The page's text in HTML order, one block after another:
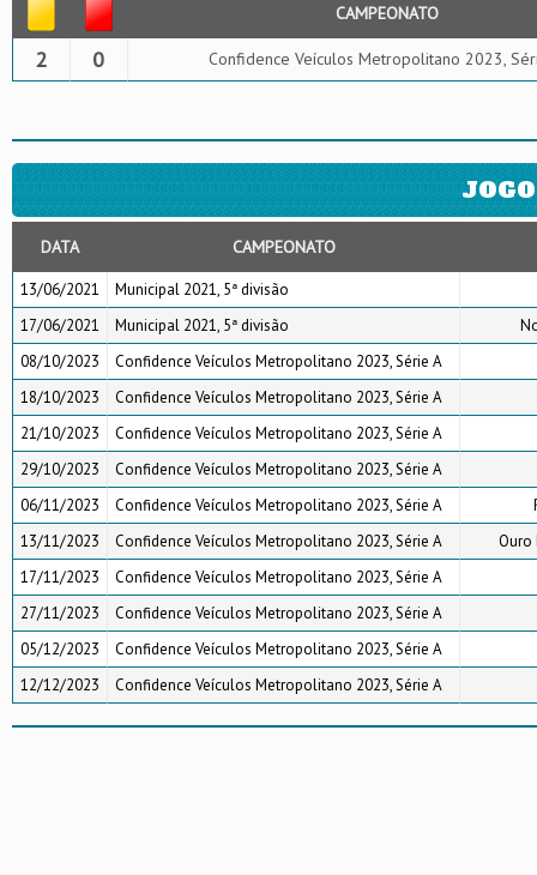
CAMPEONATO
2 0 Confidence Veículos Metropolitano 2023,
DATA CAMPEONATO
13/06/2021
Municipal 2021, 5ª divisão
17/06/2021
Municipal 2021, 5ª divisão
08/10/2023
Confidence Veículos Metropolitano 2023, Série A
18/10/2023
Confidence Veículos Metropolitano 2023, Série A
21/10/2023
Confidence Veículos Metropolitano 2023, Série A
29/10/2023
Confidence Veículos Metropolitano 2023, Série A
06/11/2023
Confidence Veículos Metropolitano 2023, Série A
13/11/2023
Confidence Veículos Metropolitano 2023, Série A
Ouro
17/11/2023
Confidence Veículos Metropolitano 2023, Série A
27/11/2023
Confidence Veículos Metropolitano 2023, Série A
05/12/2023
Confidence Veículos Metropolitano 2023, Série A
12/12/2023
Confidence Veículos Metropolitano 2023, Série A